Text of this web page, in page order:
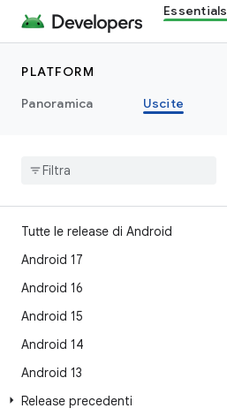
Essentials
PLATFORM
Panoramica
Uscite
Tutte le release di Android
Android 17
Android 16
Android 15
Android 14
Android 13
Release precedenti